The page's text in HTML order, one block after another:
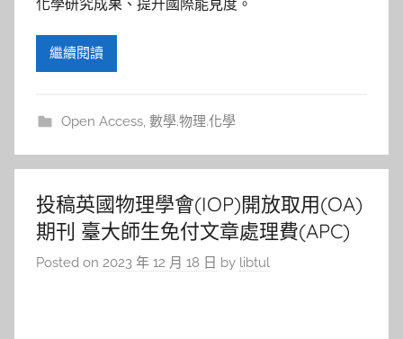
化學研究成果、提升國際能見度。
繼續閱讀
Open Access, 數學.物理.化學
投稿英國物理學會(IOP)開放取用(OA)
期刊 臺大師生免付文章處理費(APC)
Posted on 2023 年 12 月 18 日 by libtul